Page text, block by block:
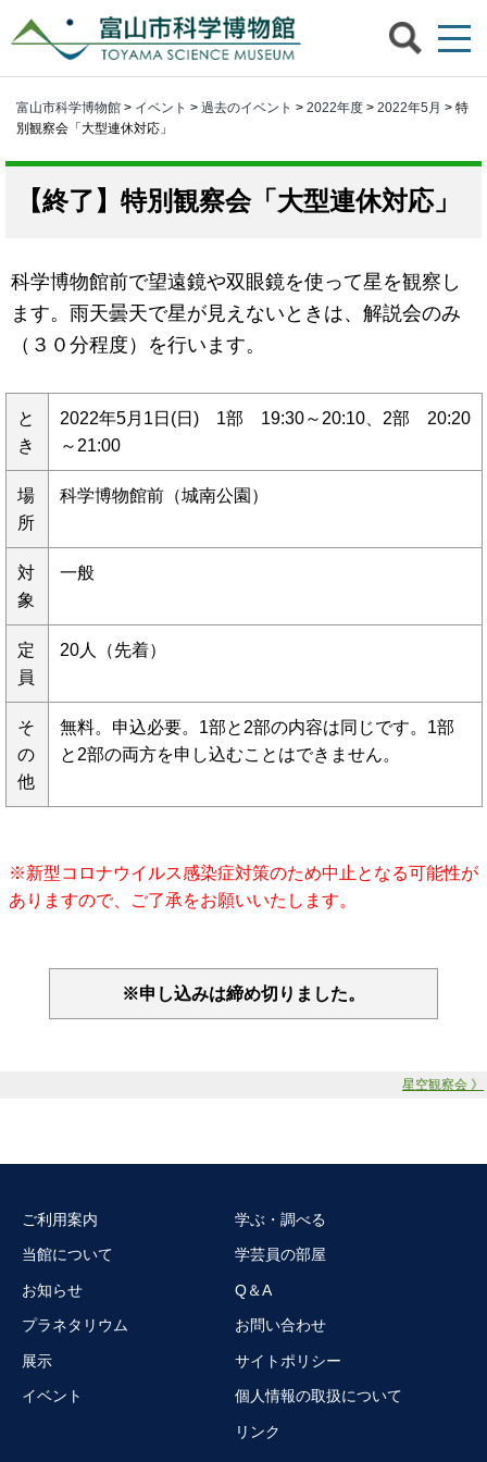
富山市科学博物館 > イベント > 過去のイベント > 2022年度 > 2022年5月 > 特
別観察会「大型連休対応」
特別観察会「大型連休対応」
科学博物館前で望遠鏡や双眼鏡を使って星を観察し
ます。雨天曇天で星が見えないときは、解説会のみ
（３０分程度）を行います。
と
き
2022年5月1日(日) 1部 19:30～20:10、2部 20:20
～21:00
場
所
科学博物館前（城南公園）
対
象
一般
定
員
20人（先着）
そ
の
他
無料。申込必要。1部と2部の内容は同じです。1部
と2部の両方を申し込むことはできません。
※新型コロナウイルス感染症対策のため中止となる可能性が
ありますので、ご了承をお願いいたします。
※申し込みは締め切りました。
星空観察会 》
ご利用案内
当館について
お知らせ
プラネタリウム
展示
イベント
学ぶ・調べる
学芸員の部屋
Q＆A
お問い合わせ
サイトポリシー
個人情報の取扱について
リンク